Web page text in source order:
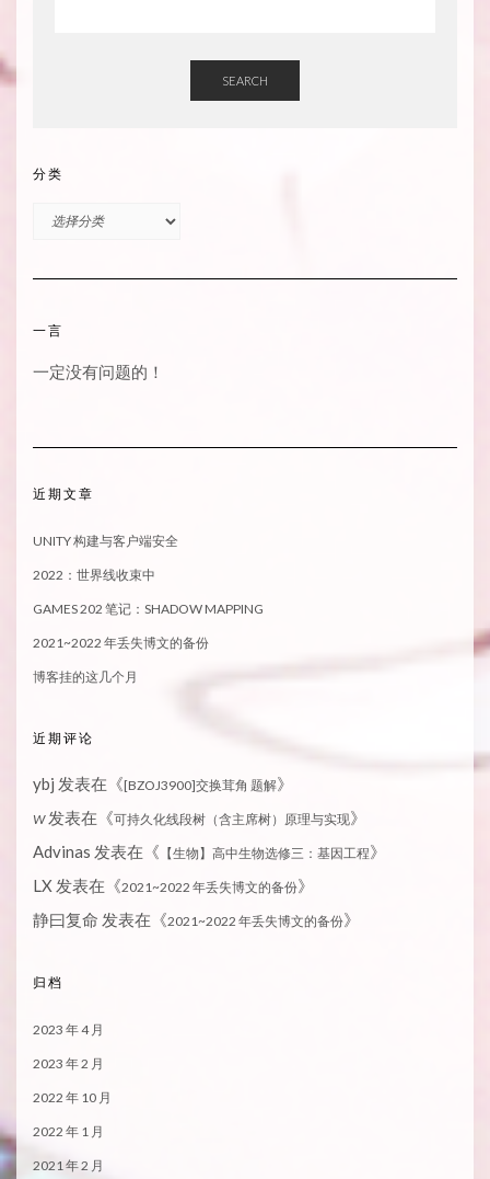
SEARCH
分类
一言
一定没有问题的！
近期文章
UNITY 构建与客户端安全
2022：世界线收束中
GAMES 202 笔记：SHADOW MAPPING
2021~2022 年丢失博文的备份
博客挂的这几个月
近期评论
ybj 发表在《[BZOJ3900]交换茸角 题解》
W发表在《可持久化线段树（含主席树）原理与实现》
Advinas 发表在《 【生物】高中生物选修三：基因工程》
LX 发表在《2021~2022 年丢失博文的备份》
静曰复命 发表在《2021~2022 年丢失博文的备份》
归档
2023 年 4 月
2023 年 2 月
2022 年 10 月
2022 年 1 月
2021 年 2 月